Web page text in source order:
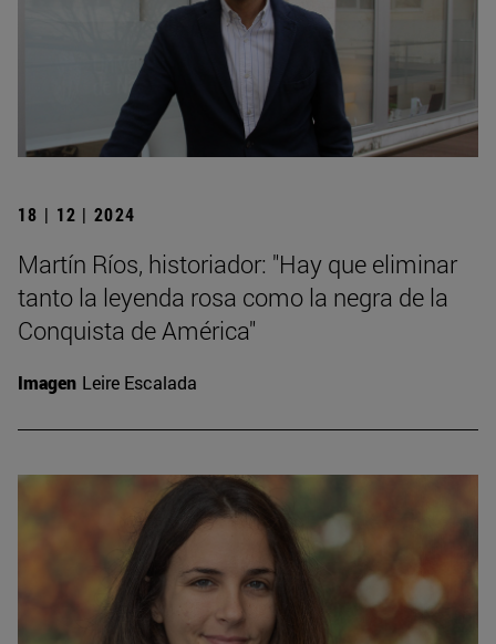
18 | 12 | 2024
Martín Ríos, historiador: "Hay que eliminar
tanto la leyenda rosa como la negra de la
Conquista de América"
Imagen Leire Escalada